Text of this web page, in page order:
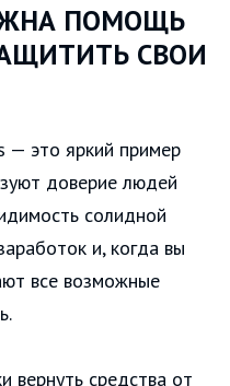
ПОМОЩЬ
СВОИ
— это яркий пример
доверие людей
солидной
и, когда вы
все возможные
вернуть средства от